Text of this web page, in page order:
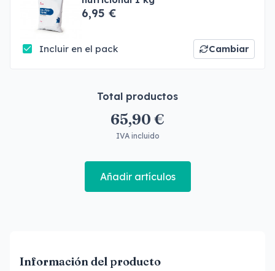
6,95 €
Incluir en el pack Cambiar
Total productos
65,90 €
IVA incluido
Añadir artículos
Información del producto